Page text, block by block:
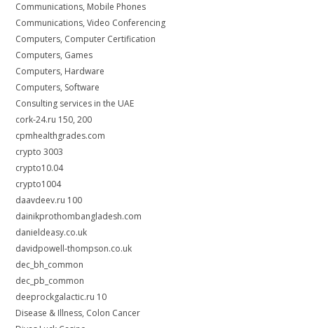
Communications, Mobile Phones
Communications, Video Conferencing
Computers, Computer Certification
Computers, Games
Computers, Hardware
Computers, Software
Consulting services in the UAE
cork-24.ru 150, 200
cpmhealthgrades.com
crypto 3003
crypto10.04
crypto1004
daavdeev.ru 100
dainikprothombangladesh.com
danieldeasy.co.uk
davidpowell-thompson.co.uk
dec_bh_common
dec_pb_common
deeprockgalactic.ru 10
Disease & Illness, Colon Cancer